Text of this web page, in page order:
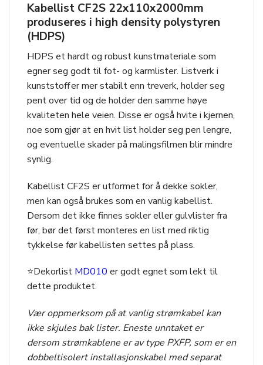
Kabellist CF2S 22x110x2000mm
produseres i high density polystyren
(HDPS)
HDPS et hardt og robust kunstmateriale som
egner seg godt til fot- og karmlister. Listverk i
kunststoff er mer stabilt enn treverk, holder seg
pent over tid og de holder den samme høye
kvaliteten hele veien. Disse er også hvite i kjernen,
noe som gjør at en hvit list holder seg pen lengre,
og eventuelle skader på malingsfilmen blir mindre
synlig.
Kabellist CF2S er utformet for å dekke sokler,
men kan også brukes som en vanlig kabellist.
Dersom det ikke finnes sokler eller gulvlister fra
før, bør det først monteres en list med riktig
tykkelse før kabellisten settes på plass.
⭐Dekorlist MD010 er godt egnet som lekt til
dette produktet.
Vær oppmerksom på at vanlig strømkabel kan
ikke skjules bak lister. Eneste unntaket er
dersom strømkablene er av type PXFP, som er en
dobbeltisolert installasjonskabel med separat